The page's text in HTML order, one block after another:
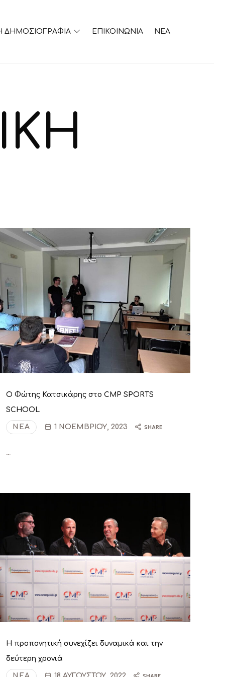
ΔΗΜΟΣΙΟΓΡΑΦΙΑ ΕΠΙΚΟΙΝΩΝΙΑ ΝΕΑ
Ο Φώτης Κατσικάρης στο CMP SPORTS
SCHOOL
ΝΈΑ 1 ΝΟΕΜΒΡΊΟΥ, 2023 SHARE
…
Η προπονητική συνεχίζει δυναμικά και την
δεύτερη χρονιά